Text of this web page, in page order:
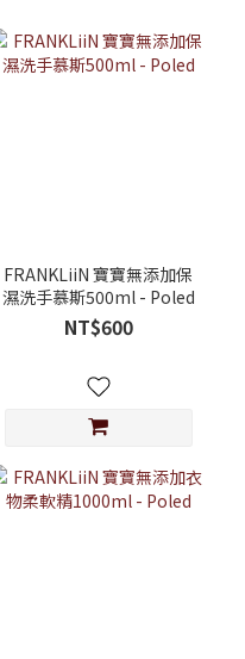
FRANKLiiN 寶寶無添加保
濕洗手慕斯500ml - Poled
NT$600